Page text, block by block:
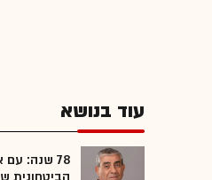
עוד בנושא
78 שנה:
הביטחונית